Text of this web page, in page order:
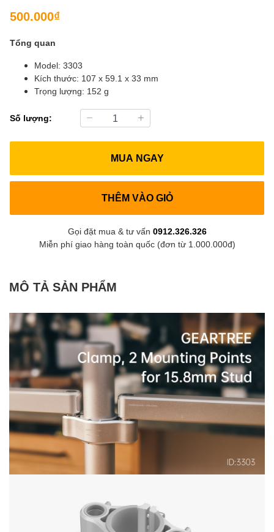
500.000₫
Tổng quan
Model: 3303
Kích thước: 107 x 59.1 x 33 mm
Trọng lượng: 152 g
Số lượng:
MUA NGAY
THÊM VÀO GIỎ
Gọi đặt mua & tư vấn 0912.326.326
Miễn phí giao hàng toàn quốc (đơn từ 1.000.000đ)
MÔ TẢ SẢN PHẨM